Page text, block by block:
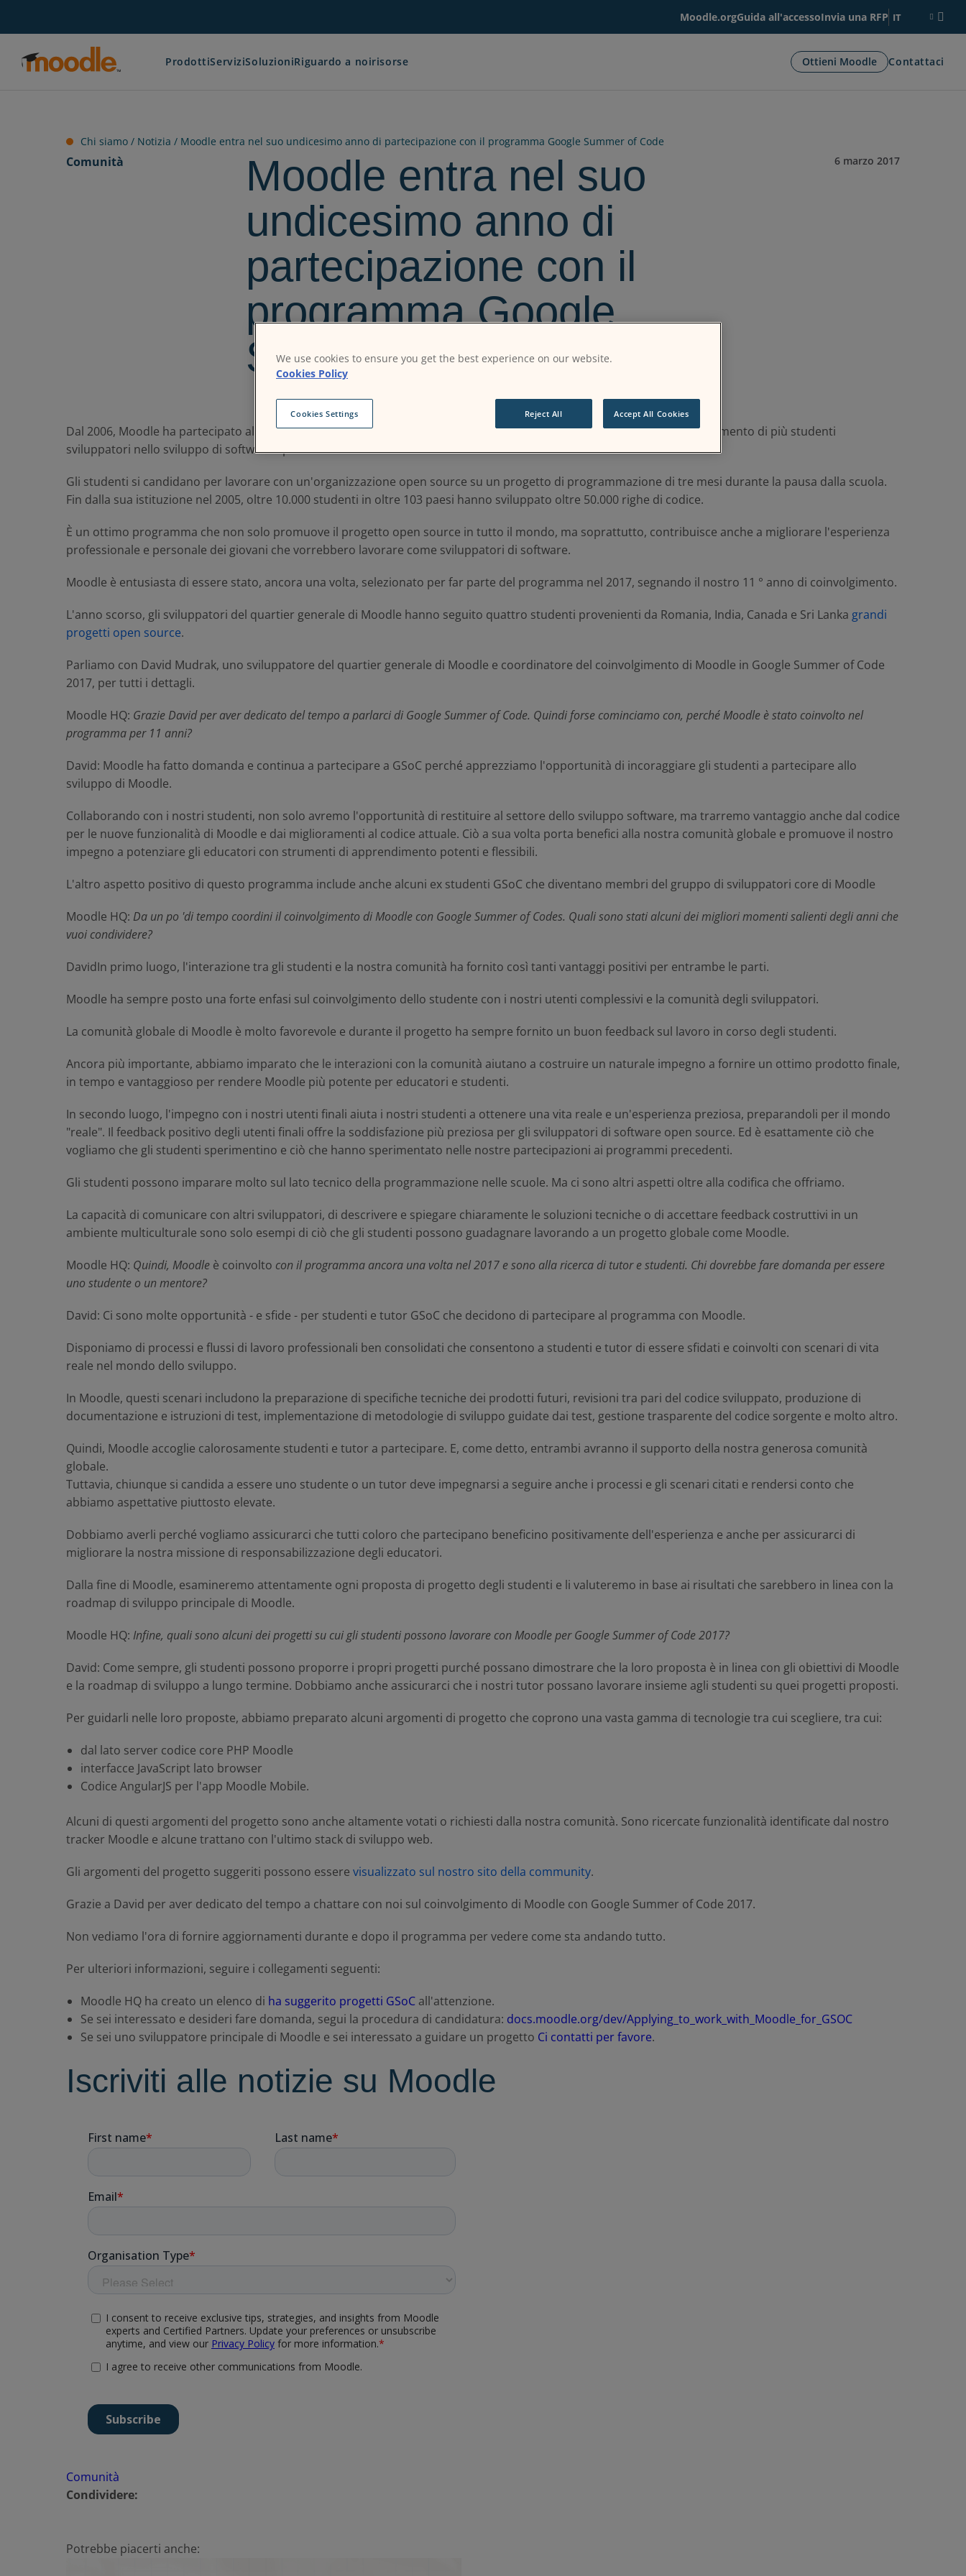
ProdottiServiziSoluzioniRiguardo a noirisorse Ottieni Moodle Contattaci
Moodle.orgGuida all'accessoInvia una RFP IT
Chi siamo / Notizia / Moodle entra nel suo undicesimo anno di partecipazione con il programma Google Summer of Code
Comunità
Moodle entra nel suo
undicesimo anno di
partecipazione con il
programma Google
Summer of Code
6 marzo 2017
Dal 2006, Moodle ha partecipato al programma Google Summer of Code, un programma globale incentrato sul coinvolgimento di più studenti
sviluppatori nello sviluppo di software open source.
Gli studenti si candidano per lavorare con un'organizzazione open source su un progetto di programmazione di tre mesi durante la pausa dalla scuola.
Fin dalla sua istituzione nel 2005, oltre 10.000 studenti in oltre 103 paesi hanno sviluppato oltre 50.000 righe di codice.
È un ottimo programma che non solo promuove il progetto open source in tutto il mondo, ma soprattutto, contribuisce anche a migliorare l'esperienza
professionale e personale dei giovani che vorrebbero lavorare come sviluppatori di software.
Moodle è entusiasta di essere stato, ancora una volta, selezionato per far parte del programma nel 2017, segnando il nostro 11 ° anno di coinvolgimento.
L'anno scorso, gli sviluppatori del quartier generale di Moodle hanno seguito quattro studenti provenienti da Romania, India, Canada e Sri Lanka grandi
progetti open source.
Parliamo con David Mudrak, uno sviluppatore del quartier generale di Moodle e coordinatore del coinvolgimento di Moodle in Google Summer of Code
2017, per tutti i dettagli.
Moodle HQ: Grazie David per aver dedicato del tempo a parlarci di Google Summer of Code. Quindi forse cominciamo con, perché Moodle è stato coinvolto nel
programma per 11 anni?
David: Moodle ha fatto domanda e continua a partecipare a GSoC perché apprezziamo l'opportunità di incoraggiare gli studenti a partecipare allo
sviluppo di Moodle.
Collaborando con i nostri studenti, non solo avremo l'opportunità di restituire al settore dello sviluppo software, ma trarremo vantaggio anche dal codice
per le nuove funzionalità di Moodle e dai miglioramenti al codice attuale. Ciò a sua volta porta benefici alla nostra comunità globale e promuove il nostro
impegno a potenziare gli educatori con strumenti di apprendimento potenti e flessibili.
L'altro aspetto positivo di questo programma include anche alcuni ex studenti GSoC che diventano membri del gruppo di sviluppatori core di Moodle
Moodle HQ: Da un po 'di tempo coordini il coinvolgimento di Moodle con Google Summer of Codes. Quali sono stati alcuni dei migliori momenti salienti degli anni che
vuoi condividere?
DavidIn primo luogo, l'interazione tra gli studenti e la nostra comunità ha fornito così tanti vantaggi positivi per entrambe le parti.
Moodle ha sempre posto una forte enfasi sul coinvolgimento dello studente con i nostri utenti complessivi e la comunità degli sviluppatori.
La comunità globale di Moodle è molto favorevole e durante il progetto ha sempre fornito un buon feedback sul lavoro in corso degli studenti.
Ancora più importante, abbiamo imparato che le interazioni con la comunità aiutano a costruire un naturale impegno a fornire un ottimo prodotto finale,
in tempo e vantaggioso per rendere Moodle più potente per educatori e studenti.
In secondo luogo, l'impegno con i nostri utenti finali aiuta i nostri studenti a ottenere una vita reale e un'esperienza preziosa, preparandoli per il mondo
"reale". Il feedback positivo degli utenti finali offre la soddisfazione più preziosa per gli sviluppatori di software open source. Ed è esattamente ciò che
vogliamo che gli studenti sperimentino e ciò che hanno sperimentato nelle nostre partecipazioni ai programmi precedenti.
Gli studenti possono imparare molto sul lato tecnico della programmazione nelle scuole. Ma ci sono altri aspetti oltre alla codifica che offriamo.
La capacità di comunicare con altri sviluppatori, di descrivere e spiegare chiaramente le soluzioni tecniche o di accettare feedback costruttivi in un
ambiente multiculturale sono solo esempi di ciò che gli studenti possono guadagnare lavorando a un progetto globale come Moodle.
Moodle HQ: Quindi, Moodle è coinvolto con il programma ancora una volta nel 2017 e sono alla ricerca di tutor e studenti. Chi dovrebbe fare domanda per essere
uno studente o un mentore?
David: Ci sono molte opportunità - e sfide - per studenti e tutor GSoC che decidono di partecipare al programma con Moodle.
Disponiamo di processi e flussi di lavoro professionali ben consolidati che consentono a studenti e tutor di essere sfidati e coinvolti con scenari di vita
reale nel mondo dello sviluppo.
In Moodle, questi scenari includono la preparazione di specifiche tecniche dei prodotti futuri, revisioni tra pari del codice sviluppato, produzione di
documentazione e istruzioni di test, implementazione di metodologie di sviluppo guidate dai test, gestione trasparente del codice sorgente e molto altro.
Quindi, Moodle accoglie calorosamente studenti e tutor a partecipare. E, come detto, entrambi avranno il supporto della nostra generosa comunità
globale.
Tuttavia, chiunque si candida a essere uno studente o un tutor deve impegnarsi a seguire anche i processi e gli scenari citati e rendersi conto che
abbiamo aspettative piuttosto elevate.
Dobbiamo averli perché vogliamo assicurarci che tutti coloro che partecipano beneficino positivamente dell'esperienza e anche per assicurarci di
migliorare la nostra missione di responsabilizzazione degli educatori.
Dalla fine di Moodle, esamineremo attentamente ogni proposta di progetto degli studenti e li valuteremo in base ai risultati che sarebbero in linea con la
roadmap di sviluppo principale di Moodle.
Moodle HQ: Infine, quali sono alcuni dei progetti su cui gli studenti possono lavorare con Moodle per Google Summer of Code 2017?
David: Come sempre, gli studenti possono proporre i propri progetti purché possano dimostrare che la loro proposta è in linea con gli obiettivi di Moodle
e la roadmap di sviluppo a lungo termine. Dobbiamo anche assicurarci che i nostri tutor possano lavorare insieme agli studenti su quei progetti proposti.
Per guidarli nelle loro proposte, abbiamo preparato alcuni argomenti di progetto che coprono una vasta gamma di tecnologie tra cui scegliere, tra cui:
dal lato server codice core PHP Moodle
interfacce JavaScript lato browser
Codice AngularJS per l'app Moodle Mobile.
Alcuni di questi argomenti del progetto sono anche altamente votati o richiesti dalla nostra comunità. Sono ricercate funzionalità identificate dal nostro
tracker Moodle e alcune trattano con l'ultimo stack di sviluppo web.
Gli argomenti del progetto suggeriti possono essere visualizzato sul nostro sito della community.
Grazie a David per aver dedicato del tempo a chattare con noi sul coinvolgimento di Moodle con Google Summer of Code 2017.
Non vediamo l'ora di fornire aggiornamenti durante e dopo il programma per vedere come sta andando tutto.
Per ulteriori informazioni, seguire i collegamenti seguenti:
Moodle HQ ha creato un elenco di ha suggerito progetti GSoC all'attenzione.
Se sei interessato e desideri fare domanda, segui la procedura di candidatura: docs.moodle.org/dev/Applying_to_work_with_Moodle_for_GSOC
Se sei uno sviluppatore principale di Moodle e sei interessato a guidare un progetto Ci contatti per favore.
Iscriviti alle notizie su Moodle
Comunità
Condividere:
Potrebbe piacerti anche:
We use cookies to ensure you get the best experience on our website.
Cookies Policy
Cookies Settings Reject All Accept All Cookies